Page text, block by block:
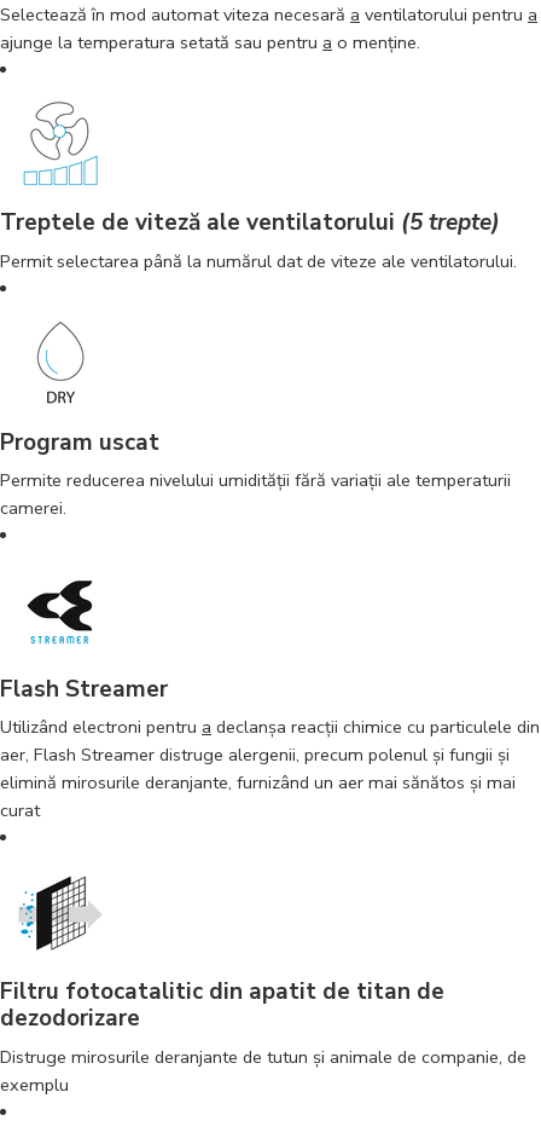
Selectează în mod automat viteza necesară a ventilatorului pentru a
ajunge la temperatura setată sau pentru a o menţine.
Treptele de viteză ale ventilatorului (5 trepte)
Permit selectarea până la numărul dat de viteze ale ventilatorului.
Program uscat
Permite reducerea nivelului umidităţii fără variaţii ale temperaturii
camerei.
Flash Streamer
Utilizând electroni pentru a declanșa reacții chimice cu particulele din
aer, Flash Streamer distruge alergenii, precum polenul și fungii și
elimină mirosurile deranjante, furnizând un aer mai sănătos și mai
curat
Filtru fotocatalitic din apatit de titan de
dezodorizare
Distruge mirosurile deranjante de tutun și animale de companie, de
exemplu